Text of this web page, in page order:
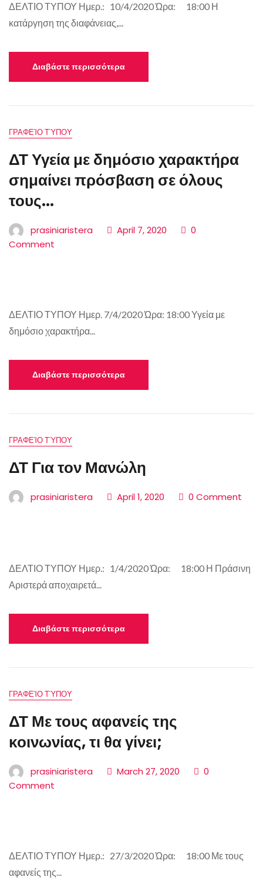
ΔΕΛΤΙΟ ΤΥΠΟΥ Ημερ.: 10/4/2020 Ώρα: 18:00 Η
κατάργηση της διαφάνειας,...
Διαβάστε περισσότερα
ΓΡΑΦΕΊΟ ΤΎΠΟΥ
ΔΤ Υγεία με δημόσιο χαρακτήρα
σημαίνει πρόσβαση σε όλους
τους...
prasiniaristera April 7, 2020
0
Comment
ΔΕΛΤΙΟ ΤΥΠΟΥ Ημερ. 7/4/2020 Ώρα: 18:00 Υγεία με
δημόσιο χαρακτήρα...
Διαβάστε περισσότερα
ΓΡΑΦΕΊΟ ΤΎΠΟΥ
ΔΤ Για τον Μανώλη
prasiniaristera April 1, 2020 0 Comment
ΔΕΛΤΙΟ ΤΥΠΟΥ Ημερ.: 1/4/2020 Ώρα: 18:00 Η Πράσινη
Αριστερά αποχαιρετά...
Διαβάστε περισσότερα
ΓΡΑΦΕΊΟ ΤΎΠΟΥ
ΔΤ Με τους αφανείς της
κοινωνίας, τι θα γίνει;
prasiniaristera March 27, 2020
0
Comment
ΔΕΛΤΙΟ ΤΥΠΟΥ Ημερ.: 27/3/2020 Ώρα: 18:00 Με τους
αφανείς της...